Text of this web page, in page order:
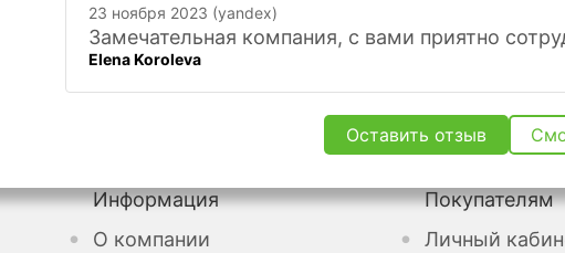
23 ноября 2023 (yandex)
Замечательная компания, с вами приятно
Elena Koroleva
Оставить отзыв
Информация
О компании
Покупателям
Личный